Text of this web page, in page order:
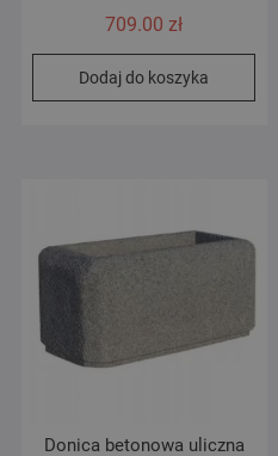
709.00zł
Dodaj do koszyka
Donica betonowa uliczna